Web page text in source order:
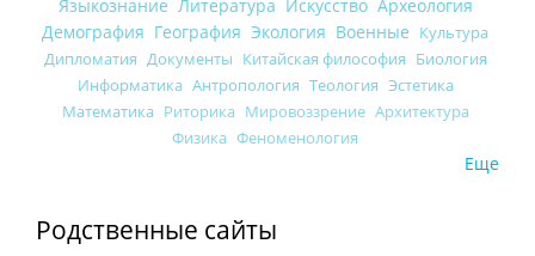
Языкознание Литература Искусство Археология
Демография География Экология Военные Культура
Дипломатия Документы Китайская философия Биология
Информатика Антропология Теология Эстетика
Математика Риторика Мировоззрение Архитектура
Физика Феноменология
Еще
Родственные сайты